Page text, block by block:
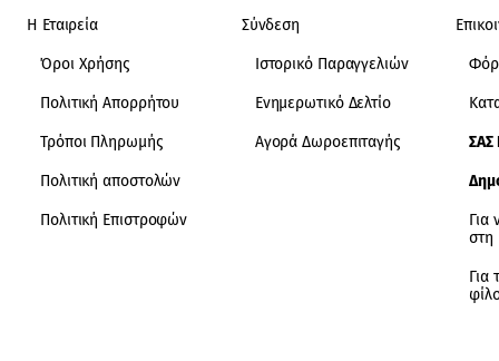
Η Εταιρεία
Όροι Χρήσης
Πολιτική Απορρήτου
Τρόποι Πληρωμής
Πολιτική αποστολών
Πολιτική Επιστροφών
Σύνδεση
Ιστορικό Παραγγελιών
Ενημερωτικό Δελτίο
Αγορά Δωροεπιταγής ΣΑΣ
Για
Για